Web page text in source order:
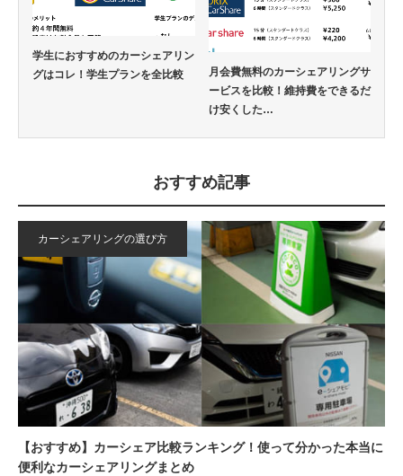
学生におすすめのカーシェアリン
グはコレ！学生プランを全比較
月会費無料のカーシェアリングサ
ービスを比較！維持費をできるだ
け安くした…
おすすめ記事
カーシェアリングの選び方
【おすすめ】カーシェア比較ランキング！使って分かった本当に
便利なカーシェアリングまとめ